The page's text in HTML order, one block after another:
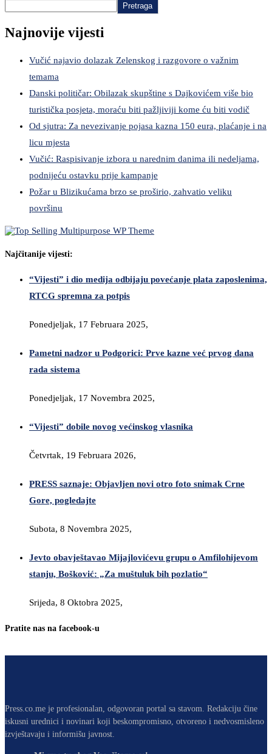
Pretraga
Najnovije vijesti
Vučić najavio dolazak Zelenskog i razgovore o važnim
temama
Danski političar: Obilazak skupštine s Dajkovićem više bio
turistička posjeta, moraću biti pažljiviji kome ću biti vodič
Od sjutra: Za nevezivanje pojasa kazna 150 eura, plaćanje i na
licu mjesta
Vučić: Raspisivanje izbora u narednim danima ili nedeljama,
podnijeću ostavku prije kampanje
Požar u Blizikućama brzo se proširio, zahvatio veliku
površinu
Najčitanije vijesti:
“Vijesti” i dio medija odbijaju povećanje plata zaposlenima,
RTCG spremna za potpis
Ponedjeljak, 17 Februara 2025,
Pametni nadzor u Podgorici: Prve kazne već prvog dana
rada sistema
Ponedjeljak, 17 Novembra 2025,
“Vijesti” dobile novog većinskog vlasnika
Četvrtak, 19 Februara 2026,
PRESS saznaje: Objavljen novi otro foto snimak Crne
Gore, pogledajte
Subota, 8 Novembra 2025,
Jevto obavještavao Mijajlovićevu grupu o Amfilohijevom
stanju, Bošković: „Za muštuluk bih pozlatio“
Srijeda, 8 Oktobra 2025,
Pratite nas na facebook-u
Press.co.me je profesionalan, odgovoran portal sa stavom. Redakciju čine
iskusni urednici i novinari koji beskompromisno, otvoreno i nedvosmisleno
izvještavaju i informišu javnost.